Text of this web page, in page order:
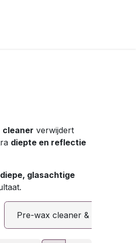
cleaner verwijdert
diepte en reflectie
diepe, glasachtige
Pre-wax cleaner & glaze